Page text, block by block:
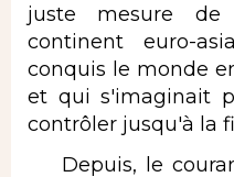
juste mesure
continent euro-
conquis le monde
et qui s'imaginait
contrôler jusqu'à la
Depuis, le